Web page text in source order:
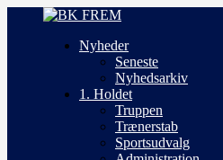
Nyheder
Seneste
Nyhedsarkiv
1. Holdet
Truppen
Trænerstab
Sportsudvalg